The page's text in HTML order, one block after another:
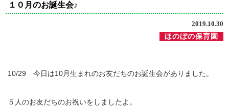
１０月のお誕生会♪
2019.10.30
ほのぼの保育園
10/29 今日は10月生まれのお友だちのお誕生会がありました。
５人のお友だちのお祝いをしましたよ。